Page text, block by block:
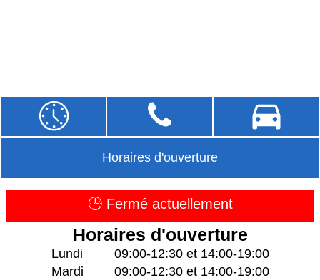
Horaires d'ouverture
🕒 Fermé actuellement
Horaires d'ouverture
Lundi
09:00-12:30 et 14:00-19:00
Mardi
09:00-12:30 et 14:00-19:00